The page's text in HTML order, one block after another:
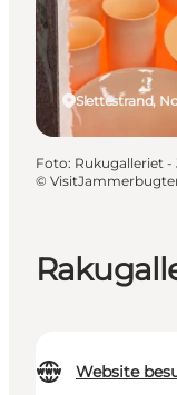
Mach
Website
Slettestrand,
Foto: Rukugalleriet -
©